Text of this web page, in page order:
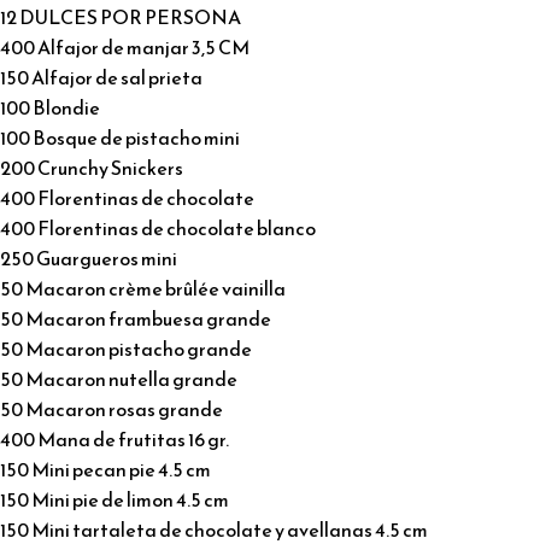
12 DULCES POR PERSONA
400 Alfajor de manjar 3,5 CM
150 Alfajor de sal prieta
100 Blondie
100 Bosque de pistacho mini
200 Crunchy Snickers
400 Florentinas de chocolate
400 Florentinas de chocolate blanco
250 Guargueros mini
50 Macaron crème brûlée vainilla
50 Macaron frambuesa grande
50 Macaron pistacho grande
50 Macaron nutella grande
50 Macaron rosas grande
400 Mana de frutitas 16 gr.
150 Mini pecan pie 4.5 cm
150 Mini pie de limon 4.5 cm
150 Mini tartaleta de chocolate y avellanas 4.5 cm